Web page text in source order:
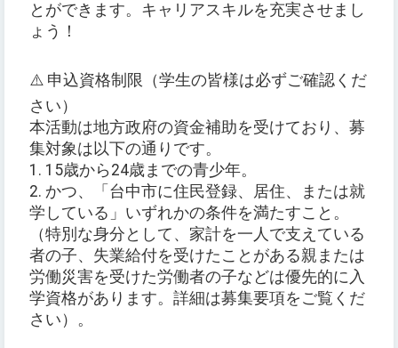
とができます。キャリアスキルを充実させまし
ょう！
⚠️ 申込資格制限（学生の皆様は必ずご確認くだ
さい）
本活動は地方政府の資金補助を受けており、募
集対象は以下の通りです。
1. 15歳から24歳までの青少年。
2. かつ、「台中市に住民登録、居住、または就
学している」いずれかの条件を満たすこと。
（特別な身分として、家計を一人で支えている
者の子、失業給付を受けたことがある親または
労働災害を受けた労働者の子などは優先的に入
学資格があります。詳細は募集要項をご覧くだ
さい）。